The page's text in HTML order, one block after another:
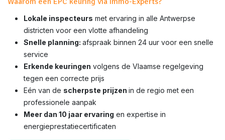
Lokale inspecteurs met ervaring in alle Antwerpse
districten voor een vlotte afhandeling
Snelle planning: afspraak binnen 24 uur voor een snelle
service
Erkende keuringen volgens de Vlaamse regelgeving
tegen een correcte prijs
Eén van de scherpste prijzen in de regio met een
professionele aanpak
Meer dan 10 jaar ervaring en expertise in
energieprestatiecertificaten